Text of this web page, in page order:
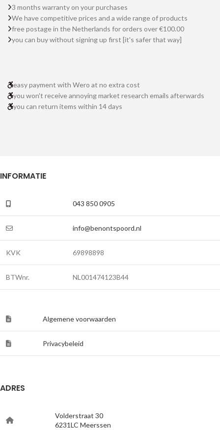
3 months warranty on your purchases
We have competitive prices and a wide range of products
free postage in the Netherlands for orders over €100.00
you can buy without signing up first [it's safer that way]
easy payment with Wero at no extra cost
you won't receive annoying market research emails afterwards
you can return items within 14 days
INFORMATIE
043 850 0905
info@benontspoord.nl
KVK 69898898
BTWnr. NL001474123B44
Algemene voorwaarden
Privacybeleid
ADRES
Volderstraat 30
6231LC Meerssen